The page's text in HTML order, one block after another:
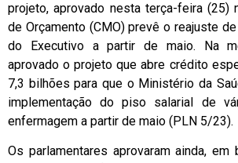
projeto, aprovado nesta terça-feira (25)
de Orçamento (CMO) prevê o reajuste
do Executivo a partir de maio. Na
aprovado o projeto que abre crédito
7,3 bilhões para que o Ministério da
implementação do piso salarial de
enfermagem a partir de maio (PLN 5/23).
Os parlamentares aprovaram ainda,